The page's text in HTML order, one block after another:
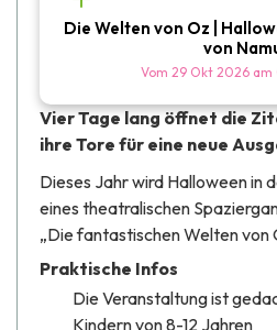
Die Welten von Oz |
von
Vom 29 Okt 2026 am
Vier Tage lang öffnet die
ihre Tore für eine neue
Dieses Jahr wird Halloween in
eines theatralischen
„Die fantastischen Welten von
Praktische Infos
Die Veranstaltung ist
Kindern von 8-12 Jahren